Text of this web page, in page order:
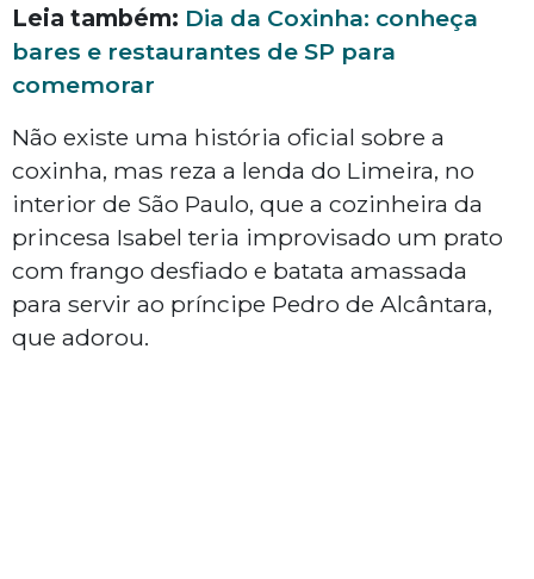
Leia também: Dia da Coxinha: conheça
bares e restaurantes de SP para
comemorar
Não existe uma história oficial sobre a
coxinha, mas reza a lenda do Limeira, no
interior de São Paulo, que a cozinheira da
princesa Isabel teria improvisado um prato
com frango desfiado e batata amassada
para servir ao príncipe Pedro de Alcântara,
que adorou.